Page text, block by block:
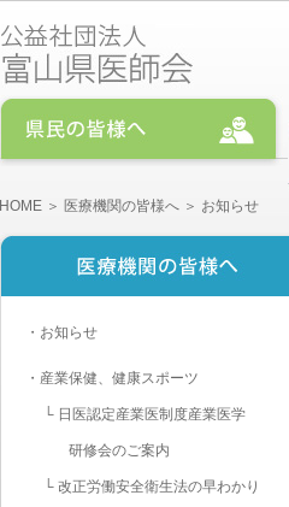
HOME ＞ 医療機関の皆様へ ＞ お知らせ
・ お知らせ
・ 産業保健、健康スポーツ
└ 日医認定産業医制度産業医学
研修会のご案内
└ 改正労働安全衛生法の早わかり